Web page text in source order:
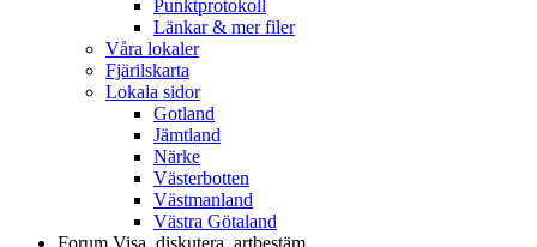
Punktprotokoll
Länkar & mer filer
Våra lokaler
Fjärilskarta
Lokala sidor
Gotland
Jämtland
Närke
Västerbotten
Västmanland
Västra Götaland
Forum Visa, diskutera, artbestäm